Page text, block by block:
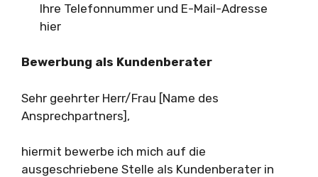
Ihre Telefonnummer und E-Mail-Adresse
hier
Bewerbung als Kundenberater
Sehr geehrter Herr/Frau [Name des
Ansprechpartners],
hiermit bewerbe ich mich auf die
ausgeschriebene Stelle als Kundenberater in